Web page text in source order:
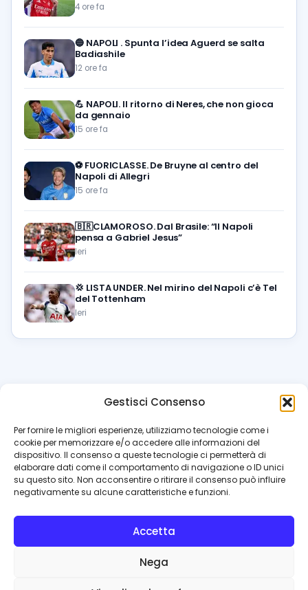
Gestisci Consenso
Per fornire le migliori esperienze, utilizziamo tecnologie come i
cookie per memorizzare e/o accedere alle informazioni del
dispositivo. Il consenso a queste tecnologie ci permetterà di
elaborare dati come il comportamento di navigazione o ID unici
su questo sito. Non acconsentire o ritirare il consenso può influire
negativamente su alcune caratteristiche e funzioni.
Accetta
Nega
4 ore fa
🔵 NAPOLI . Spunta l’idea Aguerd se salta
Badiashile
12 ore fa
💪 NAPOLI. Il ritorno di Neres, che non gioca
da gennaio
15 ore fa
⚽️ FUORICLASSE. De Bruyne al centro del
Napoli di Allegri
15 ore fa
🇧🇷CLAMOROSO. Dal Brasile: “Il Napoli
pensa a Gabriel Jesus”
Ieri
💢 LISTA UNDER. Nel mirino del Napoli c’è Tel
del Tottenham
Ieri
azzurrissimo.it
Il blog di riferimento per i tifosi del Napoli. News, interviste,
pagelle e calciomercato. Testata giornalistica registrata
al Tribunale di Napoli (n. 48 dell’08/10/2012). Direttore Luca
Perillo
INFO
Contattaci